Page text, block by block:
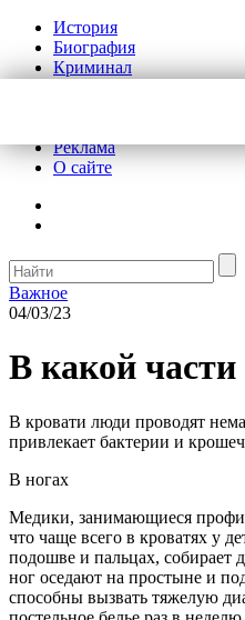
История
Биография
Криминал
Реклама
О сайте
Важное
04/03/23
В какой части
В кровати люди проводят
привлекает бактерии и
В ногах
Медики, занимающиеся
что чаще всего в кроватях у
подошве и пальцах, собирает
ног оседают на простыне и
способны вызвать тяжелую